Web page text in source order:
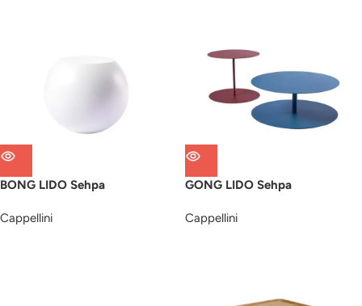
BONG LIDO Sehpa
Cappellini
GONG LIDO Sehpa
Cappellini